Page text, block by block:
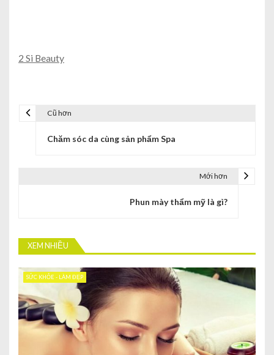
2 Si Beauty
Cũ hơn
Chăm sóc da cùng sản phẩm Spa
Mới hơn
Phun mày thẩm mỹ là gì?
XEM NHIỀU
SỨC KHỎE - LÀM ĐẸP